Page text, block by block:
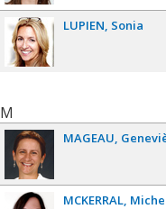
LUPIEN Sonia
M
MAGEAU
MCKERRAL